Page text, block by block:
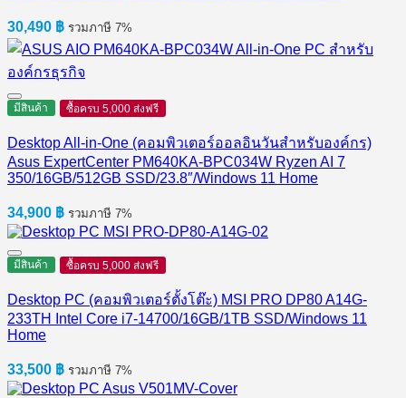
30,490 ฿ รวมภาษี 7%
มีสินค้า ซื้อครบ 5,000 ส่งฟรี
Desktop All-in-One (คอมพิวเตอร์ออลอินวันสำหรับองค์กร)
Asus ExpertCenter PM640KA-BPC034W Ryzen AI 7
350/16GB/512GB SSD/23.8″/Windows 11 Home
34,900 ฿ รวมภาษี 7%
มีสินค้า ซื้อครบ 5,000 ส่งฟรี
Desktop PC (คอมพิวเตอร์ตั้งโต๊ะ) MSI PRO DP80 A14G-
233TH Intel Core i7-14700/16GB/1TB SSD/Windows 11
Home
33,500 ฿ รวมภาษี 7%